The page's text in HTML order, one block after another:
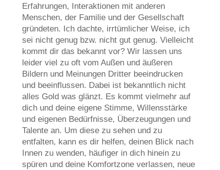
Erfahrungen, Interaktionen mit anderen
Menschen, der Familie und der Gesellschaft
gründeten. Ich dachte, irrtümlicher Weise, ich
sei nicht genug bzw. nicht gut genug. Vielleicht
kommt dir das bekannt vor? Wir lassen uns
leider viel zu oft vom Außen und äußeren
Bildern und Meinungen Dritter beeindrucken
und beeinflussen. Dabei ist bekanntlich nicht
alles Gold was glänzt. Es kommt vielmehr auf
dich und deine eigene Stimme, Willensstärke
und eigenen Bedürfnisse, Überzeugungen und
Talente an. Um diese zu sehen und zu
entfalten, kann es dir helfen, deinen Blick nach
Innen zu wenden, häufiger in dich hinein zu
spüren und deine Komfortzone verlassen, neue